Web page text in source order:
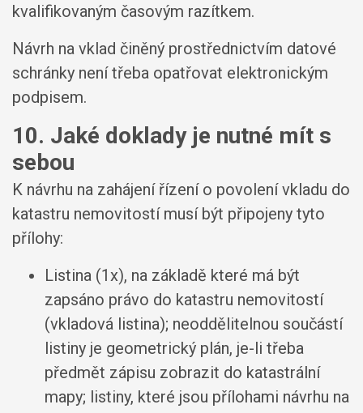
kvalifikovaným časovým razítkem.
Návrh na vklad činěný prostřednictvím datové
schránky není třeba opatřovat elektronickým
podpisem.
10. Jaké doklady je nutné mít s
sebou
K návrhu na zahájení řízení o povolení vkladu do
katastru nemovitostí musí být připojeny tyto
přílohy:
Listina (1x), na základě které má být
zapsáno právo do katastru nemovitostí
(vkladová listina); neoddělitelnou součástí
listiny je geometrický plán, je-li třeba
předmět zápisu zobrazit do katastrální
mapy; listiny, které jsou přílohami návrhu na